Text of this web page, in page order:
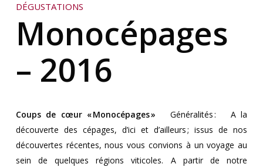
DÉGUSTATIONS
Monocépages
– 2016
Coups de cœur « Monocépages » Généralités:
A la
découverte des cépages, d’ici et d’ailleurs ; issus de nos
découvertes récentes, nous vous convions à un voyage au
sein de quelques régions viticoles. A partir de notre